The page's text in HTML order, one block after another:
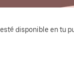
disponible en tu